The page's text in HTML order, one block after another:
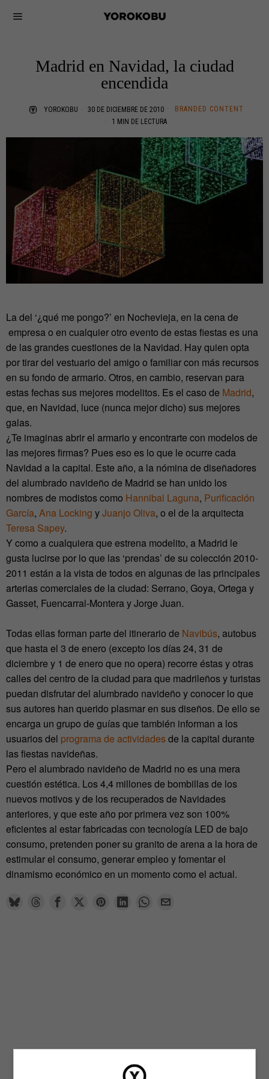
Madrid en Navidad, la ciudad
encendida
YOROKOBU 30 DE DICIEMBRE DE 2010
BRANDED CONTENT
1 MIN DE LECTURA
La del ‘¿qué me pongo?’ en Nochevieja, en la cena de
empresa o en cualquier otro evento de estas fiestas es una
de las grandes cuestiones de la Navidad. Hay quien opta
por tirar del vestuario del amigo o familiar con más recursos
en su fondo de armario. Otros, en cambio, reservan para
estas fechas sus mejores modelitos. Es el caso de Madrid,
que, en Navidad, luce (nunca mejor dicho) sus mejores
galas.
¿Te imaginas abrir el armario y encontrarte con modelos de
las mejores firmas? Pues eso es lo que le ocurre cada
Navidad a la capital. Este año, a la nómina de diseñadores
del alumbrado navideño de Madrid se han unido los
nombres de modistos como Hannibal Laguna, Purificación
García, Ana Locking yJuanjo Oliva, o el de la arquitecta
Teresa Sapey.
Y como a cualquiera que estrena modelito, a Madrid le
gusta lucirse por lo que las ‘prendas’ de su colección 2010-
2011 están a la vista de todos en algunas de las principales
arterias comerciales de la ciudad: Serrano, Goya, Ortega y
Gasset, Fuencarral-Montera y Jorge Juan.
Todas ellas forman parte del itinerario de Navibús, autobus
que hasta el 3 de enero (excepto los días 24, 31 de
diciembre y 1 de enero que no opera) recorre éstas y otras
calles del centro de la ciudad para que madrileños y turistas
puedan disfrutar del alumbrado navideño y conocer lo que
sus autores han querido plasmar en sus diseños. De ello se
encarga un grupo de guías que también informan a los
usuarios del programa de actividadesde la capital durante
las fiestas navideñas.
Pero el alumbrado navideño de Madrid no es una mera
cuestión estética. Los 4,4 millones de bombillas de los
nuevos motivos y de los recuperados de Navidades
anteriores, y que este año por primera vez son 100%
eficientes al estar fabricadas con tecnología LED de bajo
consumo, pretenden poner su granito de arena a la hora de
estimular el consumo, generar empleo y fomentar el
dinamismo económico en un momento como el actual.